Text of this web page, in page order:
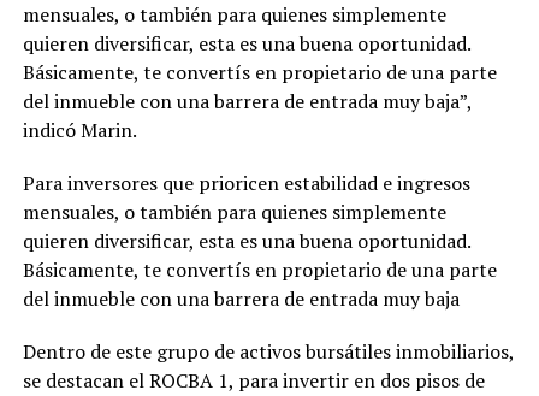
mensuales, o también para quienes simplemente
quieren diversificar, esta es una buena oportunidad.
Básicamente, te convertís en propietario de una parte
del inmueble con una barrera de entrada muy baja”,
indicó Marin.
Para inversores que prioricen estabilidad e ingresos
mensuales, o también para quienes simplemente
quieren diversificar, esta es una buena oportunidad.
Básicamente, te convertís en propietario de una parte
del inmueble con una barrera de entrada muy baja
Dentro de este grupo de activos bursátiles inmobiliarios,
se destacan el ROCBA 1, para invertir en dos pisos de